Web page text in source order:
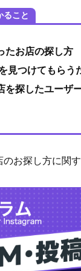
ること
たお店の探し方
見つけてもらう
を探したユーザ
のお探し方に関